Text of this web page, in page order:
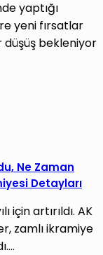
yaptığı
yeni fırsatlar
düşüş bekleniyor
Ne Zaman
Detayları
için artırıldı. AK
zamlı ikramiye